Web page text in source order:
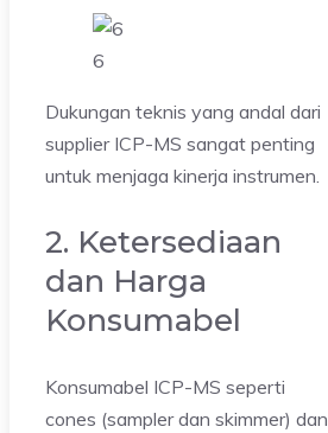
6
Dukungan teknis yang andal dari
supplier ICP-MS sangat penting
untuk menjaga kinerja instrumen.
2. Ketersediaan
dan Harga
Konsumabel
Konsumabel ICP-MS seperti
cones (sampler dan skimmer) dan